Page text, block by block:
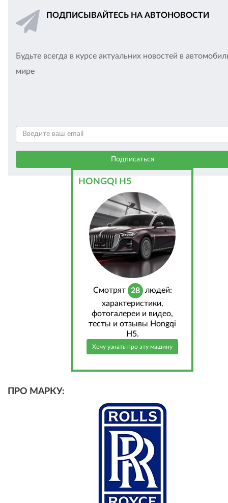
ПОДПИСЫВАЙТЕСЬ НА АВТОНОВОСТИ
Будьте всегда в курсе актуальних новостей в
мире
HONGQI H5
Cмотрят 28 людей:
характеристики,
фотогалереи и видео,
тесты и отзывы Hongqi
H5.
Хочу узнать про эту машину
ПРО МАРКУ: